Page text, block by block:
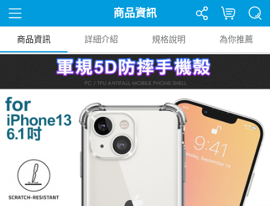
商品資訊
商品資訊 詳細介紹 規格說明 為你推薦